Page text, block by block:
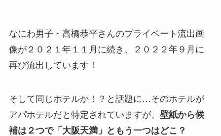
なにわ男子・高橋恭平さんのプライベート流出画
像が２０２１年１１月に続き、２０２２年９月に
再び流出しています！
そして同じホテルか！？と話題に…そのホテルが
アパホテルだと特定されていますが、 壁紙から候
補は２つで「大阪天満」ともう一つはどこ？